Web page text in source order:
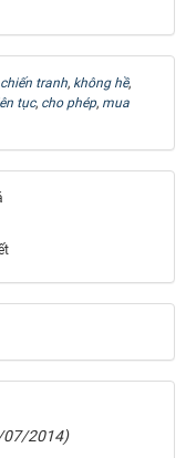
chiến tranh, không hề,
tục, cho phép, mua
2014)